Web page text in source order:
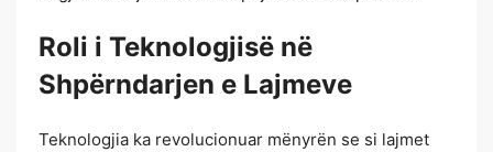
Roli i Teknologjisë në
Shpërndarjen e Lajmeve
Teknologjia ka revolucionuar mënyrën se si lajmet